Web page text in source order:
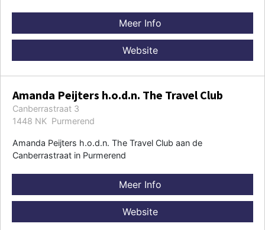
Meer Info
Website
Amanda Peijters h.o.d.n. The Travel Club
Canberrastraat 3
1448 NK Purmerend
Amanda Peijters h.o.d.n. The Travel Club aan de
Canberrastraat in Purmerend
Meer Info
Website